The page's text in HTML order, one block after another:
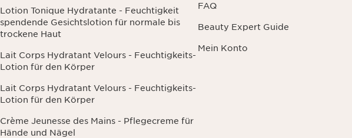
Lotion Tonique Hydratante - Feuchtigkeit
spendende Gesichtslotion für normale bis
trockene Haut
Lait Corps Hydratant Velours - Feuchtigkeits-
Lotion für den Körper
Lait Corps Hydratant Velours - Feuchtigkeits-
Lotion für den Körper
Crème Jeunesse des Mains - Pflegecreme für
Hände und Nägel
FAQ
Beauty Expert Guide
Mein Konto